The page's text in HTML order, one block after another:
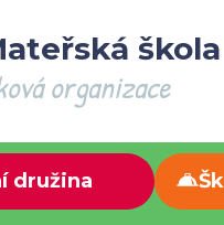
organizace
družina